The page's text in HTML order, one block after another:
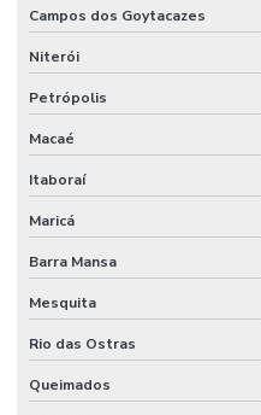
Campos dos Goytacazes
Niterói
Petrópolis
Macaé
Itaboraí
Maricá
Barra Mansa
Mesquita
Rio das Ostras
Queimados